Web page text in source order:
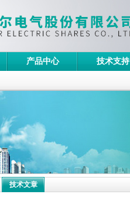
产品中心 技术支持
技术文章